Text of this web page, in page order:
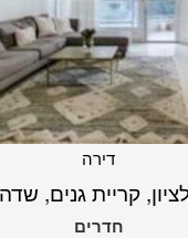
דירה
קריית גנים,
חדרים